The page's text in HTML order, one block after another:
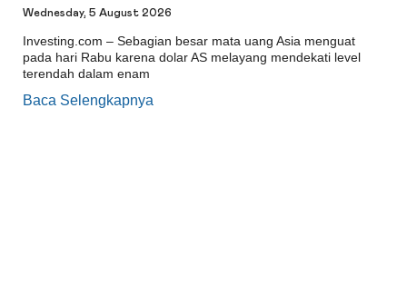
Wednesday, 5 August 2026
Investing.com – Sebagian besar mata uang Asia menguat
pada hari Rabu karena dolar AS melayang mendekati level
terendah dalam enam
Baca Selengkapnya